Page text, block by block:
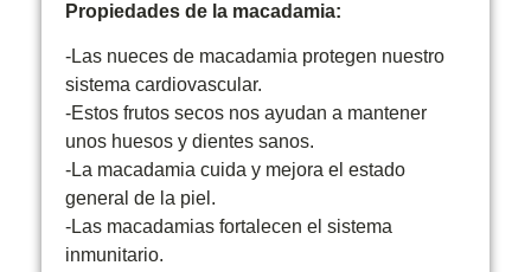
Propiedades de la macadamia:
-Las nueces de macadamia protegen nuestro
sistema cardiovascular.
-Estos frutos secos nos ayudan a mantener
unos huesos y dientes sanos.
-La macadamia cuida y mejora el estado
general de la piel.
-Las macadamias fortalecen el sistema
inmunitario.